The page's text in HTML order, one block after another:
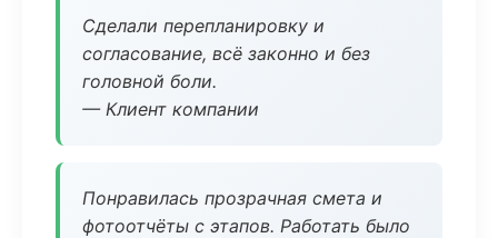
Сделали перепланировку и
согласование, всё законно и без
головной боли.
— Клиент компании
Понравилась прозрачная смета и
фотоотчёты с этапов. Работать было